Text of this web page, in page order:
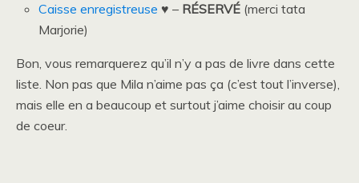
Caisse enregistreuse ♥ – RÉSERVÉ (merci tata
Marjorie)
Bon, vous remarquerez qu’il n’y a pas de livre dans cette
liste. Non pas que Mila n’aime pas ça (c’est tout l’inverse),
mais elle en a beaucoup et surtout j’aime choisir au coup
de coeur.